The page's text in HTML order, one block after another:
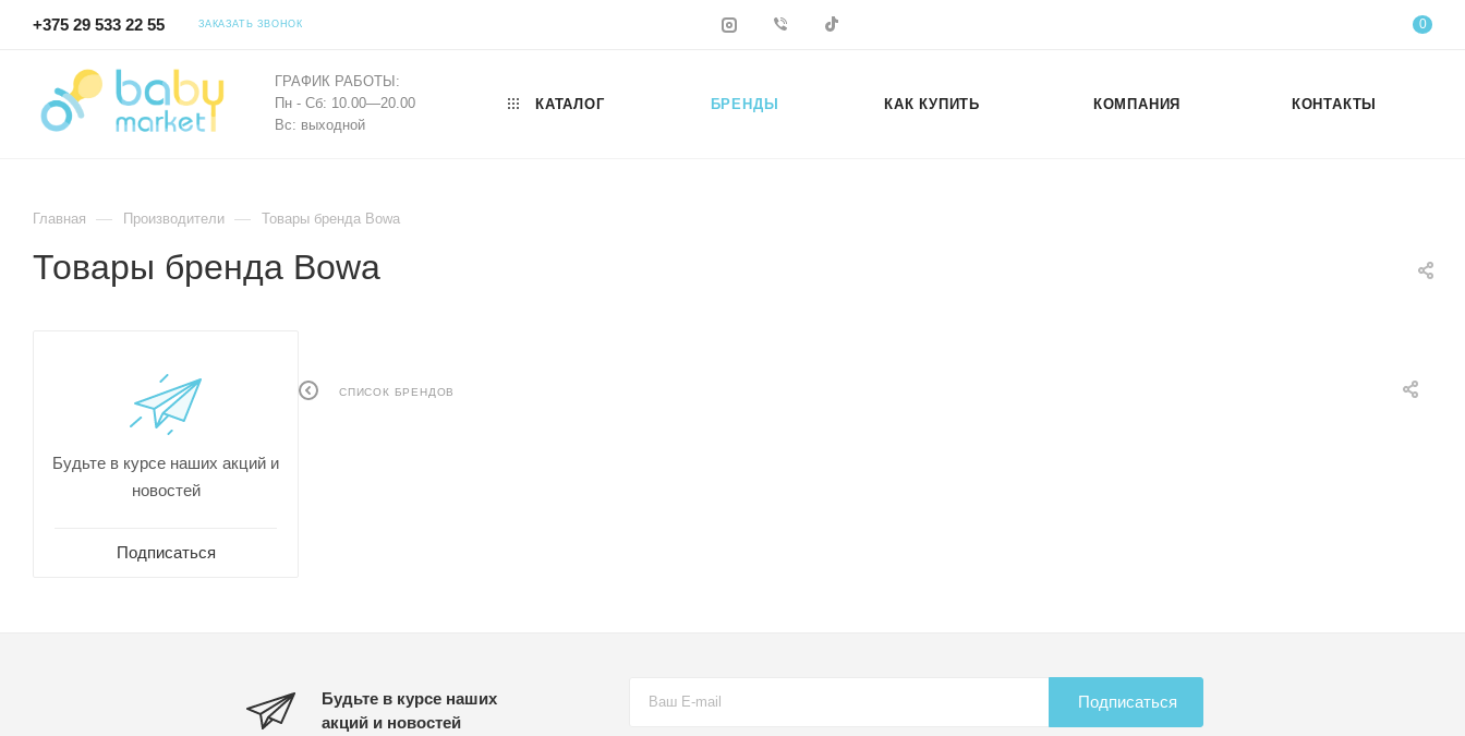
+375 29 533 22 55 ЗАКАЗАТЬ ЗВОНОК 0
ГРАФИК РАБОТЫ:
Пн - Сб: 10.00—20.00
Вс: выходной
КАТАЛОГ БРЕНДЫ КАК КУПИТЬ КОМПАНИЯ КОНТАКТЫ
Главная — Производители — Товары бренда Bowa
Товары бренда Bowa
СПИСОК БРЕНДОВ
Будьте в курсе наших акций и
новостей
Подписаться
Будьте в курсе наших
акций и новостей
Подписаться